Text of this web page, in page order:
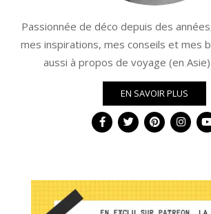
Passionnée de déco depuis des
mes inspirations, mes conseils et mes
aussi à propos de voyage (en
EN SAVOIR PLUS